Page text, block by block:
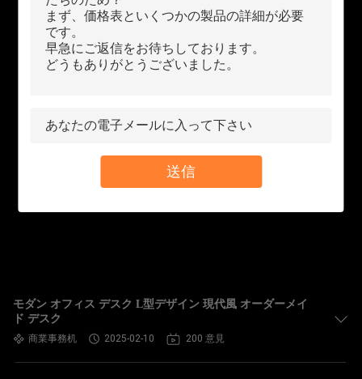
送信
モダン オフィス デスク L型デザイン 現代風 オーダーメイ
ド デスク
商業事務机 2025-02-10 200 意見